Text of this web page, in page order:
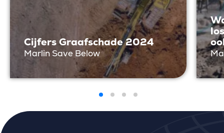
Cijfers Graafschade 2024
Marlin Save Below